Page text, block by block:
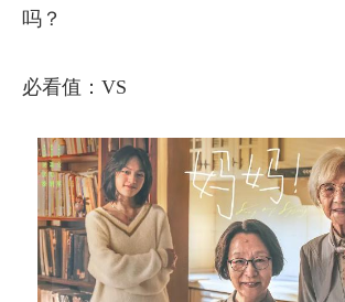
吗？
必看值：VS